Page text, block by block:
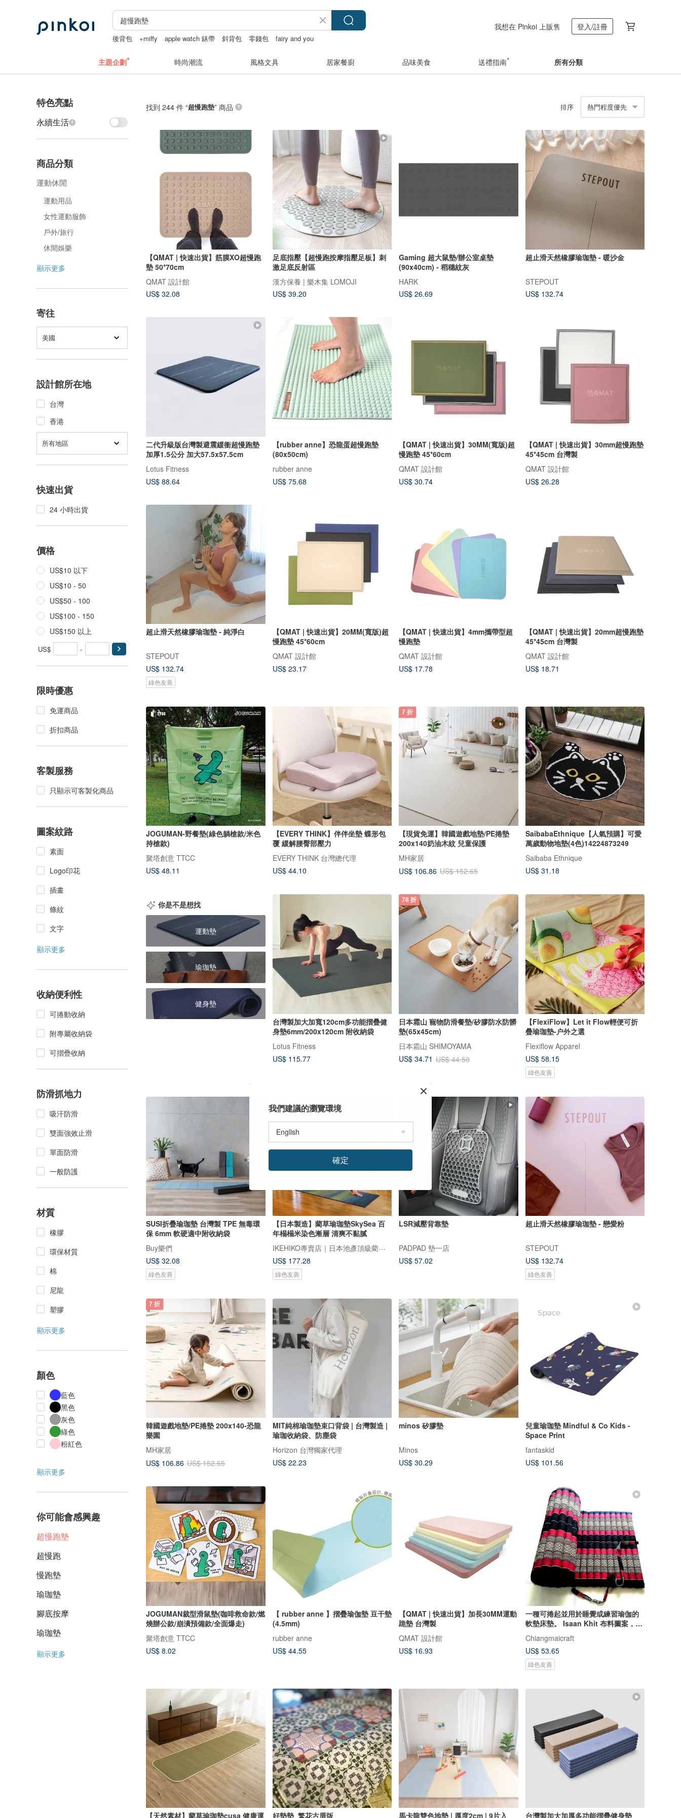
後背包 +miffy apple watch 錶帶 斜背包 零錢包
fairy and you
我想在 Pinkoi 上販售 登入/註冊
主題企劃 時尚潮流 風格文具 居家餐廚 品味美食 送禮指南 所有分類
特色亮點
永續生活
商品分類
運動休閒
運動用品
女性運動服飾
戶外/旅行
休閒娛樂
顯示更多
寄往
美國
設計館所在地
台灣
香港
所有地區
快速出貨
24 小時出貨
價格
US$10 以下
US$10 - 50
US$50 - 100
US$100 - 150
US$150 以上
US$ -
限時優惠
免運商品
折扣商品
客製服務
只顯示可客製化商品
圖案紋路
素面
Logo印花
插畫
條紋
文字
顯示更多
收納便利性
可捲動收納
附專屬收納袋
可摺疊收納
防滑抓地力
吸汗防滑
雙面強效止滑
單面防滑
一般防護
材質
橡膠
環保材質
棉
尼龍
塑膠
顯示更多
顏色
藍色
黑色
灰色
綠色
粉紅色
顯示更多
你可能會感興趣
超慢跑墊
超慢跑
慢跑墊
瑜珈墊
腳底按摩
瑜珈墊
顯示更多
找到 244 件 “超慢跑墊” 商品 排序 熱門程度優先
【QMAT | 快速出貨】筋膜XO超慢跑
墊 50*70cm
QMAT 設計館
US$ 32.08
足底指壓【超慢跑按摩指壓足板】刺
激足底反射區
漢方保養 | 樂木集 LOMOJI
US$ 39.20
Gaming 超大鼠墊/辦公室桌墊
(90x40cm) - 稻穗紋灰
HARK
US$ 26.69
超止滑天然橡膠瑜珈墊 - 暖沙金
STEPOUT
US$ 132.74
二代升級版台灣製避震緩衝超慢跑墊
加厚1.5公分 加大57.5x57.5cm
Lotus Fitness
US$ 88.64
【rubber anne】恐龍蛋超慢跑墊
(80x50cm)
rubber anne
US$ 75.68
【QMAT | 快速出貨】30MM(寬版)超
慢跑墊 45*60cm
QMAT 設計館
US$ 30.74
【QMAT | 快速出貨】30mm超慢跑墊
45*45cm 台灣製
QMAT 設計館
US$ 26.28
超止滑天然橡膠瑜珈墊 - 純淨白
STEPOUT
US$ 132.74
綠色友善
【QMAT | 快速出貨】20MM(寬版)超
慢跑墊 45*60cm
QMAT 設計館
US$ 23.17
【QMAT | 快速出貨】4mm攜帶型超
慢跑墊
QMAT 設計館
US$ 17.78
【QMAT | 快速出貨】20mm超慢跑墊
45*45cm 台灣製
QMAT 設計館
US$ 18.71
JOGUMAN-野餐墊(綠色躺槍款/米色
持槍款)
聚塔創意 TTCC
US$ 48.11
【EVERY THINK】伴伴坐墊 蝶形包
覆 緩解腰臀部壓力
EVERY THINK 台灣總代理
US$ 44.10
7 折
【現貨免運】韓國遊戲地墊/PE捲墊
200x140奶油木紋 兒童保護
MH家居
US$ 106.86 US$ 152.65
SaibabaEthnique【人氣預購】可愛
萬歲動物地墊(4色)14224873249
Saibaba Ethnique
US$ 31.18
你是不是想找
運動墊
瑜珈墊
健身墊
台灣製加大加寬120cm多功能摺疊健
身墊6mm/200x120cm 附收納袋
Lotus Fitness
US$ 115.77
78 折
日本霜山 寵物防滑餐墊/矽膠防水防髒
墊(65x45cm)
日本霜山 SHIMOYAMA
US$ 34.71 US$ 44.50
【FlexiFlow】Let it Flow輕便可折
疊瑜珈墊-户外之選
Flexiflow Apparel
US$ 58.15
綠色友善
SUSI折疊瑜珈墊 台灣製 TPE 無毒環
保 6mm 軟硬適中附收納袋
Buy樂們
US$ 32.08
綠色友善
【日本製造】藺草瑜珈墊SkySea 百
年榻榻米染色漸層 清爽不黏膩
IKEHIKO專賣店｜日本池彥頂級藺草製品｜讓生活與自然更靠近
US$ 177.28
綠色友善
LSR減壓背靠墊
PADPAD 墊一店
US$ 57.02
超止滑天然橡膠瑜珈墊 - 戀愛粉
STEPOUT
US$ 132.74
綠色友善
7 折
韓國遊戲地墊/PE捲墊 200x140-恐龍
樂園
MH家居
US$ 106.86 US$ 152.65
MIT純棉瑜珈墊束口背袋 | 台灣製造 |
瑜珈收納袋、防塵袋
Horizon 台灣獨家代理
US$ 22.23
minos 矽膠墊
Minos
US$ 30.29
兒童瑜珈墊 Mindful & Co Kids -
Space Print
fantaskid
US$ 101.56
JOGUMAN裁型滑鼠墊(咖啡救命款/燃
燒辦公款/崩潰預備款/全面爆走)
聚塔創意 TTCC
US$ 8.02
【 rubber anne 】摺疊瑜伽墊 豆干墊
(4.5mm)
rubber anne
US$ 44.55
【QMAT | 快速出貨】加長30MM運動
跪墊 台灣製
QMAT 設計館
US$ 16.93
一種可捲起並用於睡覺或練習瑜伽的
軟墊床墊。 Isaan Khit 布料圖案，
Chiangmaicraft
US$ 53.65
綠色友善
【天然素材】藺草瑜珈墊cusa 健康運 好墊墊_繁花古厝版 馬卡龍雙色地墊 | 厚度2cm | 9片入 台灣製加大加厚多功能摺疊健身墊
我們建議的瀏覽環境
確定